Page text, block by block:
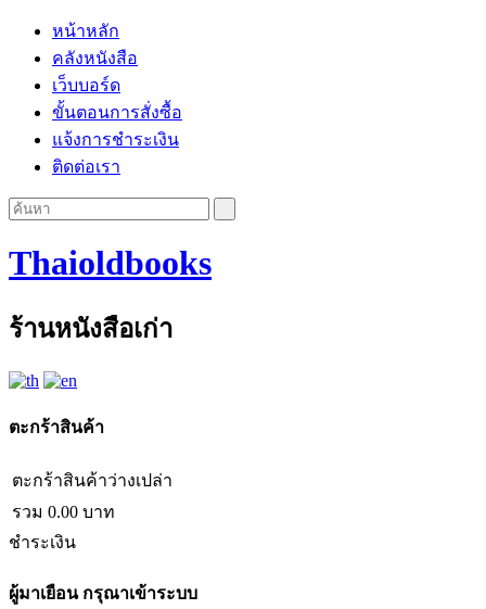
หน้าหลัก
คลังหนังสือ
เว็บบอร์ด
ขั้นตอนการสั่งซื้อ
แจ้งการชำระเงิน
ติดต่อเรา
Thaioldbooks
ร้านหนังสือเก่า
ตะกร้าสินค้า
ตะกร้าสินค้าว่างเปล่า
รวม 0.00 บาท
ชำระเงิน
ผู้มาเยือนกรุณาเข้าระบบ